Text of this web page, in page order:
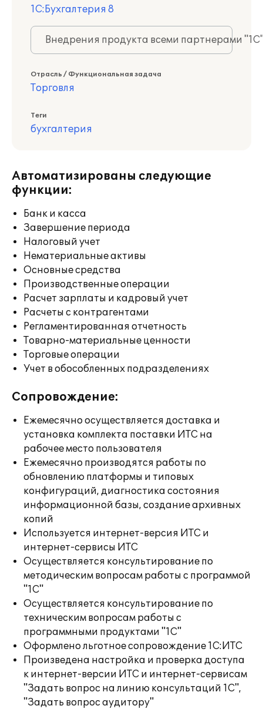
1С:Бухгалтерия 8
Внедрения продукта всеми партнерами
Отрасль / Функциональная задача
Торговля
Теги
бухгалтерия
Автоматизированы следующие
функции:
Банк и касса
Завершение периода
Налоговый учет
Нематериальные активы
Основные средства
Производственные операции
Расчет зарплаты и кадровый учет
Расчеты с контрагентами
Регламентированная отчетность
Товарно-материальные ценности
Торговые операции
Учет в обособленных подразделениях
Сопровождение:
Ежемесячно осуществляется доставка и
установка комплекта поставки ИТС на
рабочее место пользователя
Ежемесячно производятся работы по
обновлению платформы и типовых
конфигураций, диагностика состояния
информационной базы, создание архивных
копий
Используется интернет-версия ИТС и
интернет-сервисы ИТС
Осуществляется консультирование по
методическим вопросам работы с программой
"1С"
Осуществляется консультирование по
техническим вопросам работы с
программными продуктами "1С"
Оформлено льготное сопровождение 1С:ИТС
Произведена настройка и проверка доступа
к интернет-версии ИТС и интернет-сервисам
"Задать вопрос на линию консультаций 1С",
"Задать вопрос аудитору"